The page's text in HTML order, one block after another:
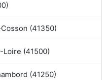
(41350)
(41500)
(41250)